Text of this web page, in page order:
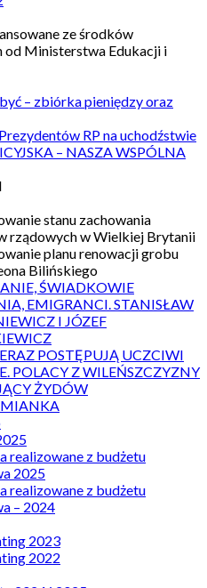
ze środków
od Ministerstwa Edukacji i
– zbiórka pieniędzy oraz
RP na uchodźstwie
– NASZA WSPÓLNA
stanu zachowania
rządowych w Wielkiej Brytanii
planu renowacji grobu
Bilińskiego
ŚWIADKOWIE
EMIGRANCI. STANISŁAW
I JÓZEF
POSTĘPUJĄ UCZCIWI
POLACY Z WILEŃSZCZYZNY
ŻYDÓW
realizowane z budżetu
2025
realizowane z budżetu
– 2024
2023
2022